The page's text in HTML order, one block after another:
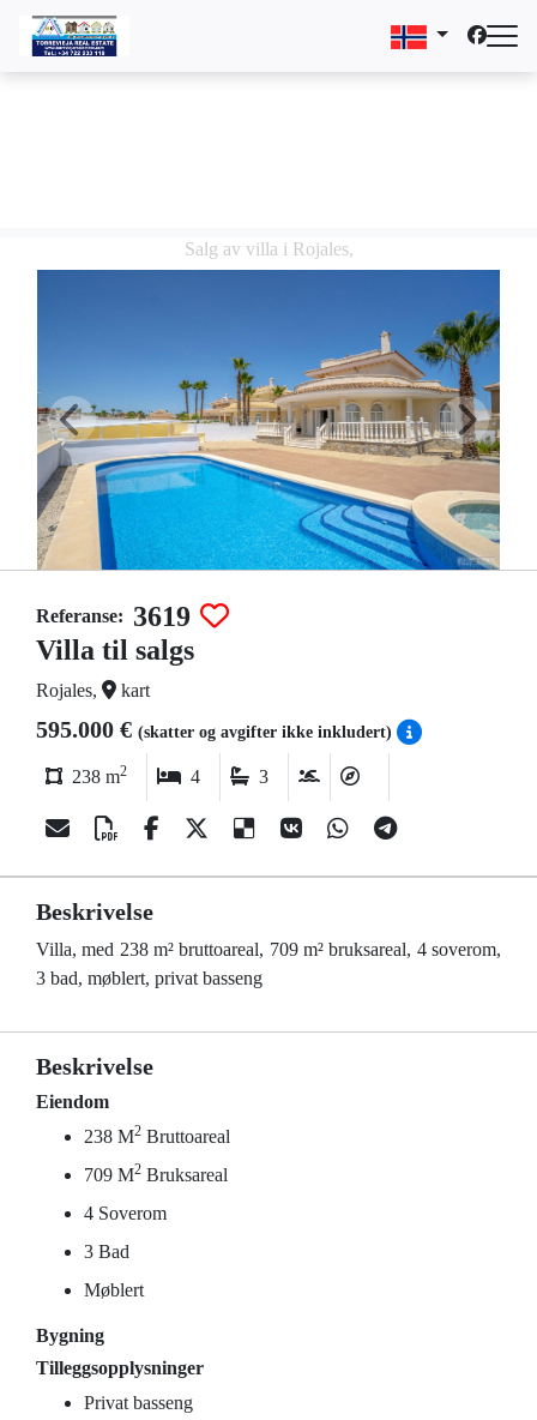
Salg av villa i Rojales,
Referanse: 3619
Villa til salgs
Rojales, kart
595.000 € (skatter og avgifter ikke inkludert)
238 m2 4 3
Beskrivelse
Villa, med 238 m² bruttoareal, 709 m² bruksareal, 4 soverom,
3 bad, møblert, privat basseng
Beskrivelse
Eiendom
238 M2 Bruttoareal
709 M2 Bruksareal
4 Soverom
3 Bad
Møblert
Bygning
Tilleggsopplysninger
Privat basseng